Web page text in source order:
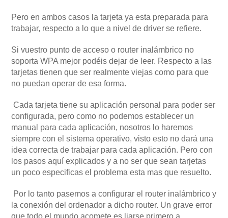
Pero en ambos casos la tarjeta ya esta preparada para
trabajar, respecto a lo que a nivel de driver se refiere.
Si vuestro punto de acceso o router inalámbrico no
soporta WPA mejor podéis dejar de leer. Respecto a las
tarjetas tienen que ser realmente viejas como para que
no puedan operar de esa forma.
Cada tarjeta tiene su aplicación personal para poder ser
configurada, pero como no podemos establecer un
manual para cada aplicación, nosotros lo haremos
siempre con el sistema operativo, visto esto no dará una
idea correcta de trabajar para cada aplicación. Pero con
los pasos aquí explicados y a no ser que sean tarjetas
un poco especificas el problema esta mas que resuelto.
Por lo tanto pasemos a configurar el router inalámbrico y
la conexión del ordenador a dicho router. Un grave error
que todo el mundo acomete es liarse primero a